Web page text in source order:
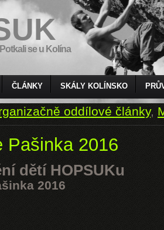
se u Kolína
ČLÁNKY SKÁLY KOLÍNSKO
oddílové články,
Pašinka 2016
dětí HOPSUKu
2016